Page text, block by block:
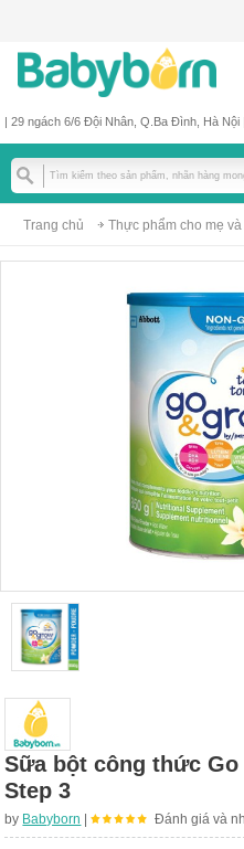
| 29 ngách 6/6 Đội Nhân, Q.Ba Đình, Hà Nội |
Trang chủ Thực phẩm cho mẹ và
Sữa bột công thức
Step 3
by Babyborn | Đánh giá và